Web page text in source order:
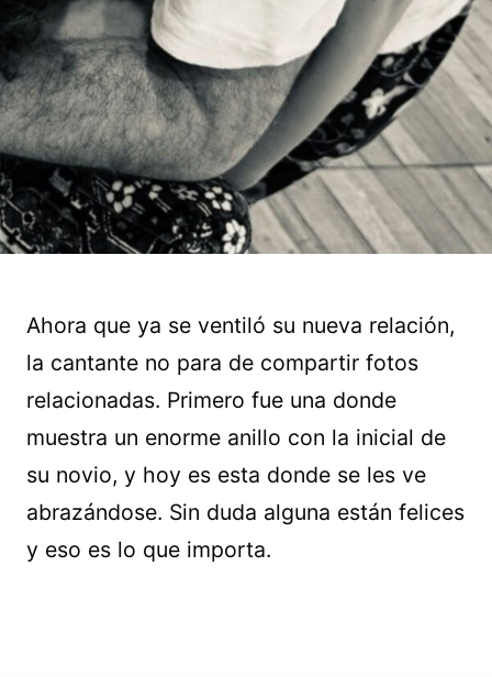
Ahora que ya se ventiló su nueva relación,
la cantante no para de compartir fotos
relacionadas. Primero fue una donde
muestra un enorme anillo con la inicial de
su novio, y hoy es esta donde se les ve
abrazándose. Sin duda alguna están felices
y eso es lo que importa.